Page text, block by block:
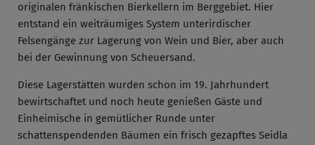
originalen fränkischen Bierkellern im Berggebiet. Hier
entstand ein weiträumiges System unterirdischer
Felsengänge zur Lagerung von Wein und Bier, aber auch
bei der Gewinnung von Scheuersand.
Diese Lagerstätten wurden schon im 19. Jahrhundert
bewirtschaftet und noch heute genießen Gäste und
Einheimische in gemütlicher Runde unter
schattenspendenden Bäumen ein frisch gezapftes Seidla